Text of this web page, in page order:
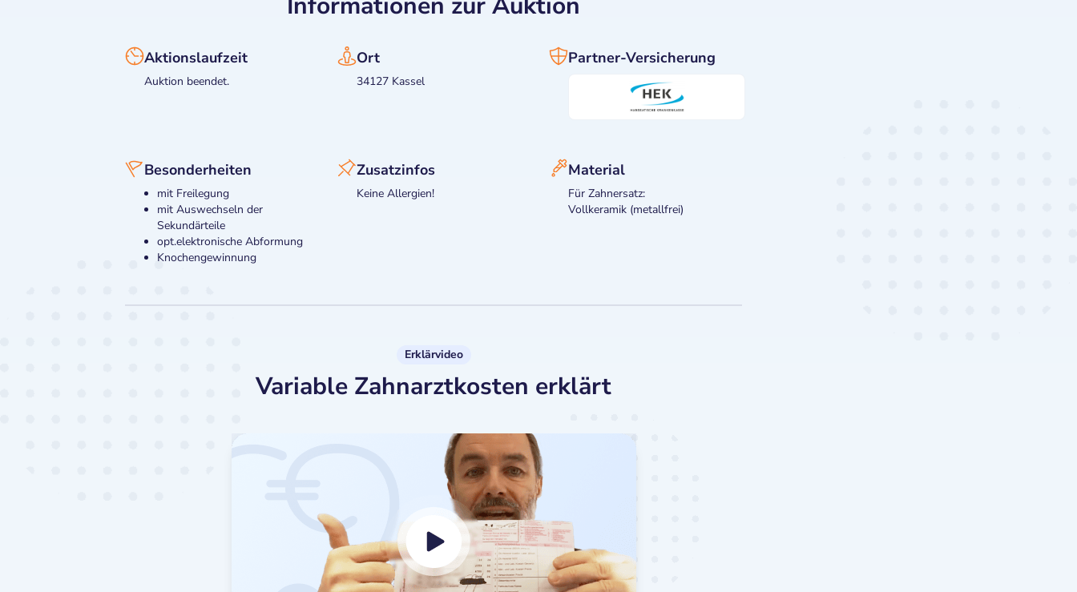
Aktionslaufzeit
Auktion beendet.
Ort
34127 Kassel
Partner-Versicherung
Besonderheiten
mit Freilegung
mit Auswechseln der
Sekundärteile
opt.elektronische Abformung
Knochengewinnung
Zusatzinfos
Keine Allergien!
Material
Für Zahnersatz:
Vollkeramik (metallfrei)
Erklärvideo
Variable Zahnarztkosten erklärt